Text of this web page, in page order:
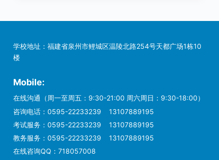
学校地址：福建省泉州市鲤城区温陵北路254号天都广场1栋10
楼
Mobile:
在线沟通（周一至周五：9:30-21:00 周六周日：9:30-18:00）
咨询电话： 0595-22233239
13107889195
考试服务： 0595-22233239
13107889195
教务服务： 0595-22233239
13107889195
在线咨询QQ： 718057008